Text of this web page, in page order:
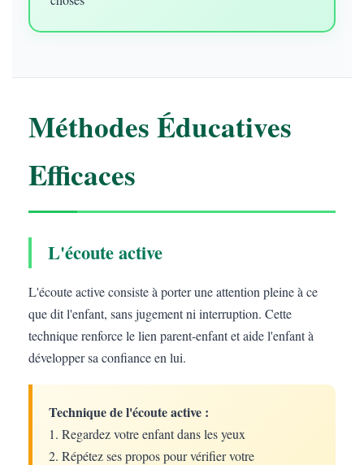
Méthodes Éducatives
Efficaces
L'écoute active
L'écoute active consiste à porter une attention pleine à ce
que dit l'enfant, sans jugement ni interruption. Cette
technique renforce le lien parent-enfant et aide l'enfant à
développer sa confiance en lui.
Technique de l'écoute active :
1. Regardez votre enfant dans les yeux
2. Répétez ses propos pour vérifier votre